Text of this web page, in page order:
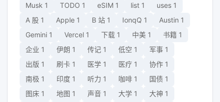
Musk 1 TODO 1 eSIM 1 list 1 uses 1
A 股 1 Apple 1 B 站 1 IonqQ 1 Austin 1
Gemini 1 Vercel 1 下载 1 中美 1 书籍 1
企业 1 伊朗 1 传记 1 低空 1 军事 1
出版 1 刷卡 1 医学 1 医疗 1 协作 1
南极 1 印度 1 听力 1 咖啡 1 国债 1
图床 1 地图 1 声音 1 大学 1 大神 1